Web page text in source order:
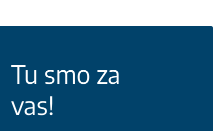
Tu smo za
vas!